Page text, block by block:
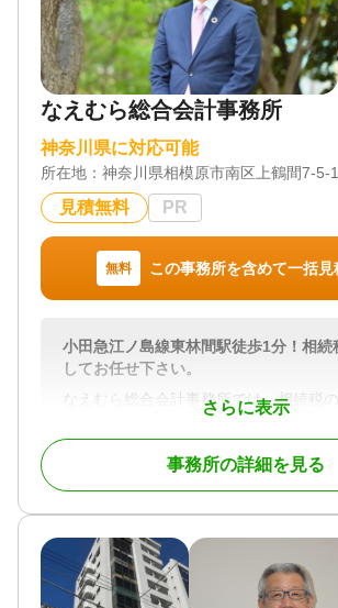
対応業務
遺言書 / 遺産分割 / 相続財産調査 / 相続
信託 / 相続手続き / 生前贈与（不動産名
対応体制
電話相談可 / 訪問可 / 土日相談可 / 初回
務所面談可
なえむら総合会計事務所
神奈川県に対応可能
所在地： 神奈川県相模原市南区上鶴間7-5-
見積無料 PR
無料 この事務所を含めて一括見
さらに表示
小田急江ノ島線東林間駅徒歩1分！相続
してお任せ下さい。
なえむら総合会計事務所では、相続税
手続きについて、専門的なサポートを行
す。相続に関する不安や疑問を一つひ
安心して大切な手続きを任せていただ
を込めてお手伝いします。
続税の申告だけでなく、遺産分割や納税
など、相続に関わる全ての手続きをサポ
す。複雑な手続きも丁寧にご説明し、お
事務所の詳細を見る